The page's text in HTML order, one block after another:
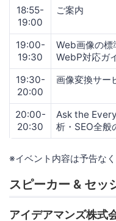
18:55-
19:00
ご案内
19:00-
19:30
Web画像の標
WebP対応ガ
19:30-
20:00
画像変換サー
20:00-
20:30
Ask the
析・SEO全般
※イベント内容は予告な
スピーカー & セッ
アイデアマンズ株式